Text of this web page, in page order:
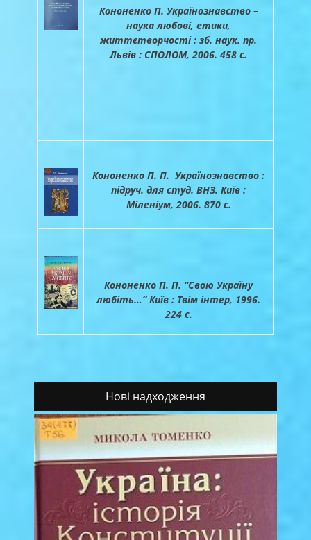
Кононенко П. Українознавство –
наука любові, етики,
життєтворчості : зб. наук. пр.
Львів : СПОЛОМ, 2006. 458 с.
Кононенко П. П. Українознавство :
підруч. для студ. ВНЗ. Київ :
Міленіум, 2006. 870 с.
Кононенко П. П. “Свою Україну
любіть…” Київ : Твім інтер, 1996.
224 с.
Нові надходження